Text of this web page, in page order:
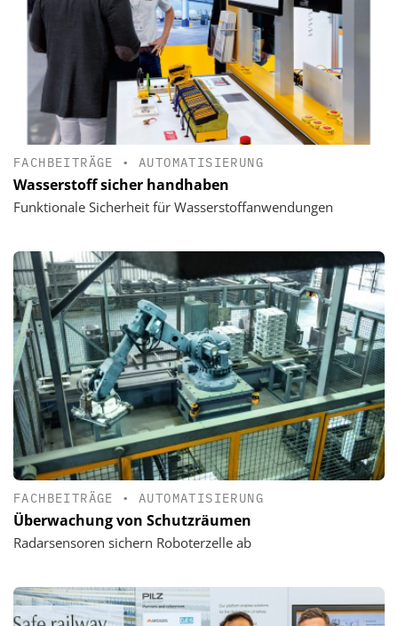
FACHBEITRÄGE •AUTOMATISIERUNG
Wasserstoff sicher handhaben
Funktionale Sicherheit für Wasserstoffanwendungen
FACHBEITRÄGE •AUTOMATISIERUNG
Überwachung von Schutzräumen
Radarsensoren sichern Roboterzelle ab